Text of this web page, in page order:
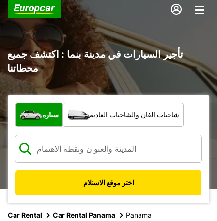
تأجير السيارات في مدينة بنما : اكتشف جميع
محطاتنا
ما نوع المركبة؟
سيارة شاحنات الفان والشاحنات العادية
اختر موقع الاستلام
Car Rental Car Rental Panama Panama